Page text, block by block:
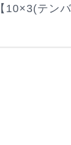
【10×3(テン